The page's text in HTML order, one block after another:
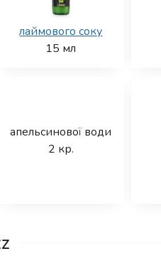
лаймового соку
15 мл
апельсинової води
2 кр.